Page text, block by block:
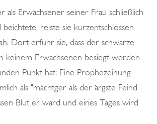
als Erwachsener seiner Frau schließlich
reiste sie kurzentschlossen
Dort erfuhr sie, dass der schwarze
keinem Erwachsenen besiegt werden
Punkt hat: Eine Prophezeihung
als "mächtger als der ärgste Feind
Blut er ward und eines Tages wird